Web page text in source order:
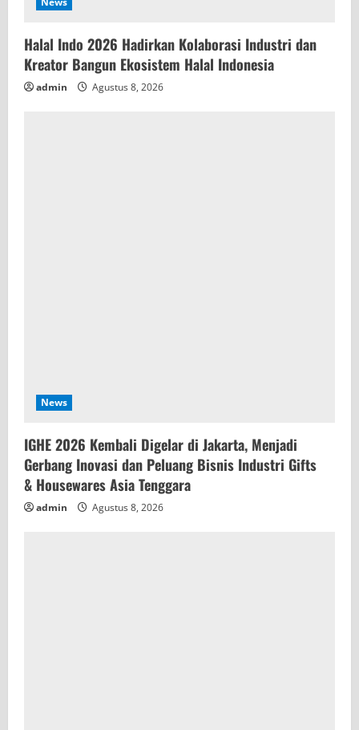
Halal Indo 2026 Hadirkan Kolaborasi Industri dan
Kreator Bangun Ekosistem Halal Indonesia
admin Agustus 8, 2026
News
IGHE 2026 Kembali Digelar di Jakarta, Menjadi
Gerbang Inovasi dan Peluang Bisnis Industri Gifts
& Housewares Asia Tenggara
admin Agustus 8, 2026